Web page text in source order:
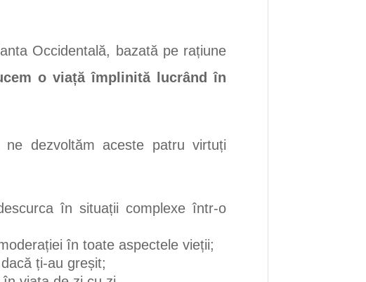
Occidentală, bazată pe rațiune
o viață împlinită lucrând în
dezvoltăm aceste patru virtuți
în situații complexe într-o
în toate aspectele vieții;
ți-au greșit;